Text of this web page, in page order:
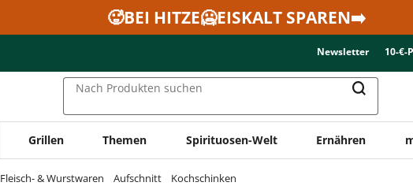
🥵BEI HITZE🥶EISKALT SPAREN➡️
Newsletter 10-€-
Nach Produkten suchen
Grillen Themen Spirituosen-Welt Ernähren
Fleisch- & Wurstwaren Aufschnitt Kochschinken